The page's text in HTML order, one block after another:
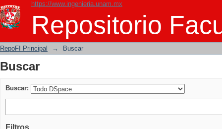
https://www.ingenieria.unam.mx
Repositorio
Buscar
RepoFI Principal → Buscar
Buscar
Buscar:
Filtros